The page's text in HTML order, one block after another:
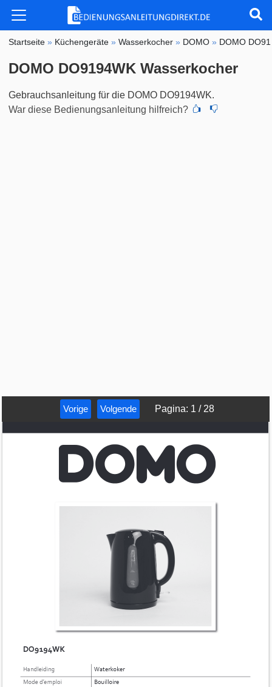
Startseite » Küchengeräte »Wasserkocher » DOMO » DOMO
DOMO DO9194WK Wasserkocher
Gebrauchsanleitung für die DOMO DO9194WK.
War diese Bedienungsanleitung hilfreich?
Vorige Volgende Pagina: 1 / 28